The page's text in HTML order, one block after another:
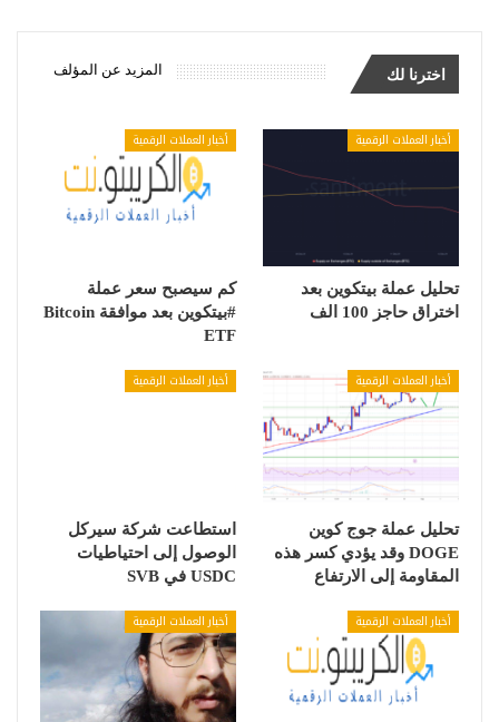
اخترنا لك المزيد عن المؤلف
أخبار العملات الرقمية
تحليل عملة بيتكوين بعد
اختراق حاجز 100 الف
أخبار العملات الرقمية
كم سيصبح سعر عملة
#بيتكوين بعد موافقة Bitcoin
ETF
أخبار العملات الرقمية
تحليل عملة جوج كوين
DOGE وقد يؤدي كسر هذه
المقاومة إلى الارتفاع
أخبار العملات الرقمية
استطاعت شركة سيركل
الوصول إلى احتياطيات
USDC في SVB
أخبار العملات الرقمية أخبار العملات الرقمية